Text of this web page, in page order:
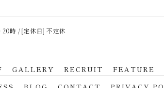
時 / [定休日] 不定休
GALLERY RECRUIT FEATURE